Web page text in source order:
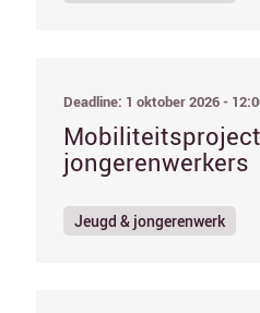
Deadline: 1 oktober 2026 -
jongerenwerkers
Jeugd & jongerenwerk